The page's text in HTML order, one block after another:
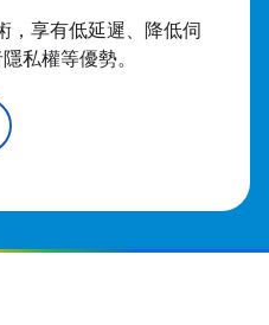
，享有低延遲、降低伺
私權等優勢。